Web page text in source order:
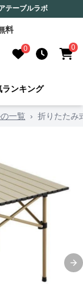
テーブルラボ
料
0 0
ランキング
一覧 › 折りたたみ